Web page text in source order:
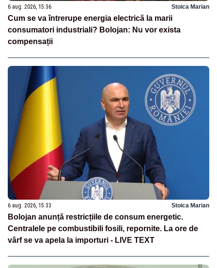
6 aug. 2026, 15:36 Stoica Marian
Cum se va întrerupe energia electrică la marii
consumatori industriali? Bolojan: Nu vor exista
compensații
6 aug. 2026, 15:33 Stoica Marian
Bolojan anunță restricțiile de consum energetic.
Centralele pe combustibili fosili, repornite. La ore de
vârf se va apela la importuri - LIVE TEXT